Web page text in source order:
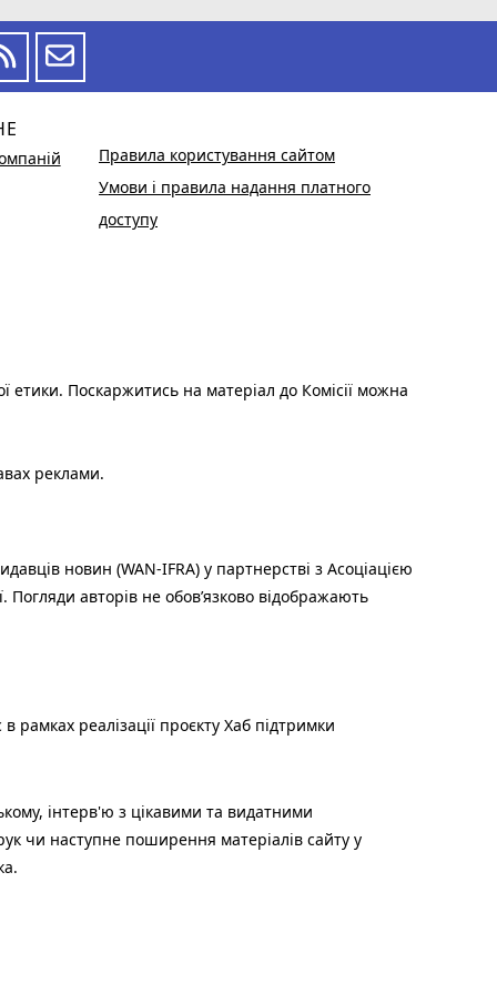
Правила користування сайтом
Умови і правила надання платного
доступу
етики. Поскаржитись на матеріал до Комісії можна
реклами.
новин (WAN-IFRA) у партнерстві з Асоціацією
Погляди авторів не обов’язково відображають
рамках реалізації проєкту Хаб підтримки
інтерв'ю з цікавими та видатними
чи наступне поширення матеріалів сайту у